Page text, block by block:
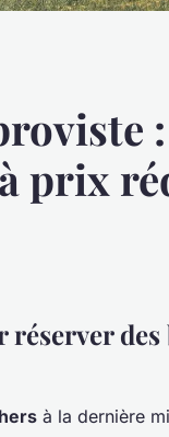
prix
des
à la dernière